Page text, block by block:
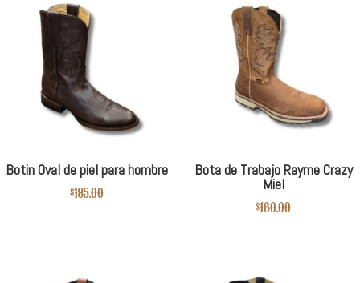
Botin Oval de piel para hombre
$185.00
Bota de Trabajo Rayme Crazy
Miel
$160.00